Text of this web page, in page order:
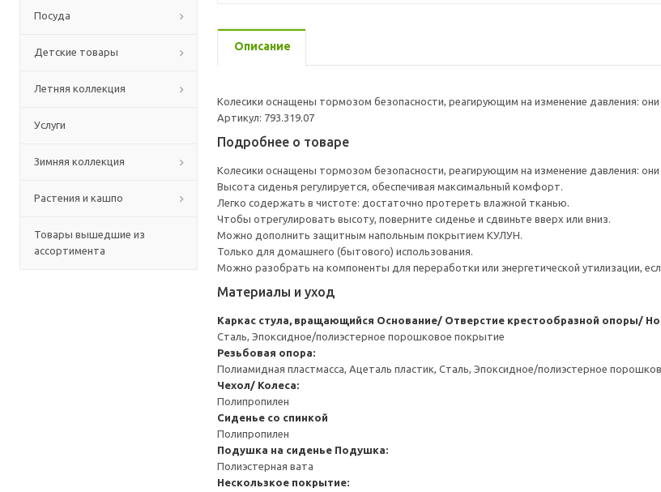
Посуда
Детские товары
Летняя коллекция
Услуги
Зимняя коллекция
Растения и кашпо
Товары вышедшие из
ассортимента
Описание
Колесики оснащены тормозом безопасности, реагирующим на изменение давления:
Артикул: 793.319.07
Подробнее о товаре
Колесики оснащены тормозом безопасности, реагирующим на изменение давления:
Высота сиденья регулируется, обеспечивая максимальный комфорт.
Легко содержать в чистоте: достаточно протереть влажной тканью.
Чтобы отрегулировать высоту, поверните сиденье и сдвиньте вверх или вниз.
Можно дополнить защитным напольным покрытием КУЛУН.
Только для домашнего (бытового) использования.
Можно разобрать на компоненты для переработки или энергетической утилизации,
Материалы и уход
Каркас стула, вращающийся Основание/ Отверстие крестообразной опоры/
Сталь, Эпоксидное/полиэстерное порошковое покрытие
Резьбовая опора:
Полиамидная пластмасса, Ацеталь пластик, Сталь, Эпоксидное/полиэстерное
Чехол/ Колеса:
Полипропилен
Сиденье со спинкой
Полипропилен
Подушка на сиденье Подушка:
Полиэстерная вата
Нескользкое покрытие: